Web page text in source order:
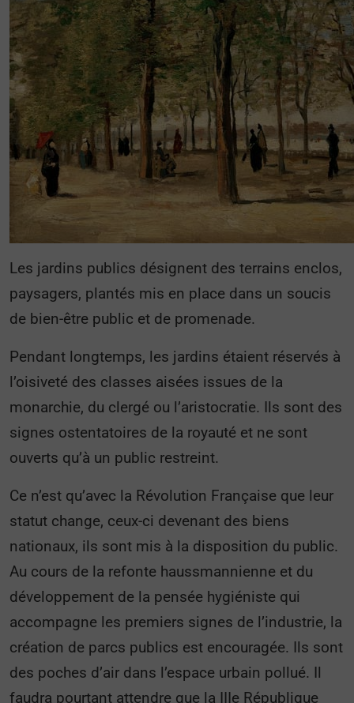
Les jardins publics désignent des terrains enclos,
paysagers, plantés mis en place dans un soucis
de bien-être public et de promenade.
Pendant longtemps, les jardins étaient réservés à
l’oisiveté des classes aisées issues de la
monarchie, du clergé ou l’aristocratie. Ils sont des
signes ostentatoires de la royauté et ne sont
ouverts qu’à un public restreint.
Ce n’est qu’avec la Révolution Française que leur
statut change, ceux-ci devenant des biens
nationaux, ils sont mis à la disposition du public.
Au cours de la refonte haussmannienne et du
développement de la pensée hygiéniste qui
accompagne les premiers signes de l’industrie, la
création de parcs publics est encouragée. Ils sont
des poches d’air dans l’espace urbain pollué. Il
faudra pourtant attendre que la IIIe République